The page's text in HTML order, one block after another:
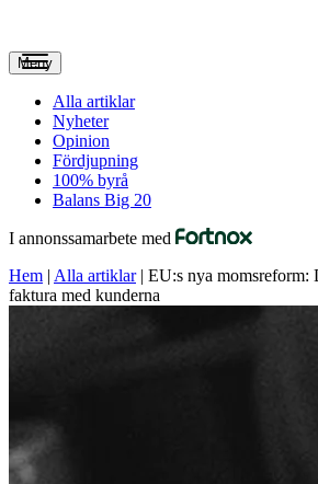
Meny
Alla artiklar
Nyheter
Opinion
Fördjupning
100% byrå
Balans Big 20
I annonssamarbete med
Hem | Alla artiklar| EU:s nya momsreform:
faktura med kunderna